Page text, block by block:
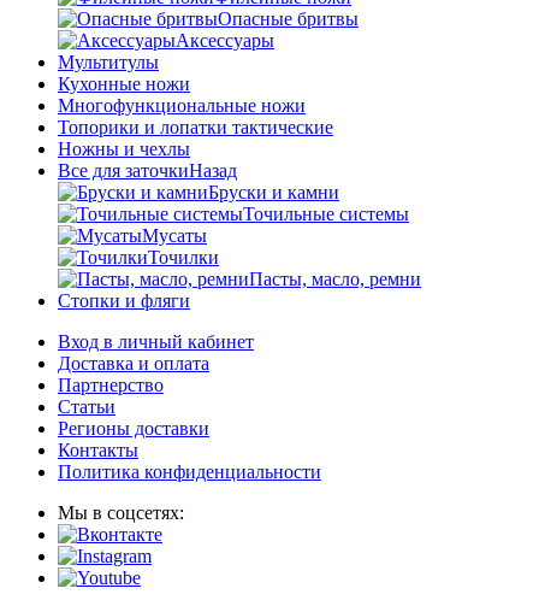
Опасные бритвы
Аксессуары
Мультитулы
Кухонные ножи
Многофункциональные ножи
Топорики и лопатки тактические
Ножны и чехлы
Все для заточкиНазад
Бруски и камни
Точильные системы
Мусаты
Точилки
Пасты, масло, ремни
Стопки и фляги
Вход в личный кабинет
Доставка и оплата
Партнерство
Статьи
Регионы доставки
Контакты
Политика конфиденциальности
Мы в соцсетях: